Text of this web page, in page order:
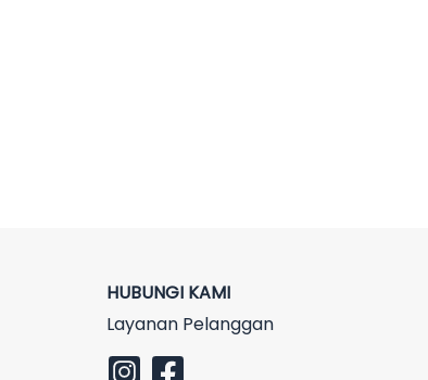
HUBUNGI KAMI
Layanan Pelanggan